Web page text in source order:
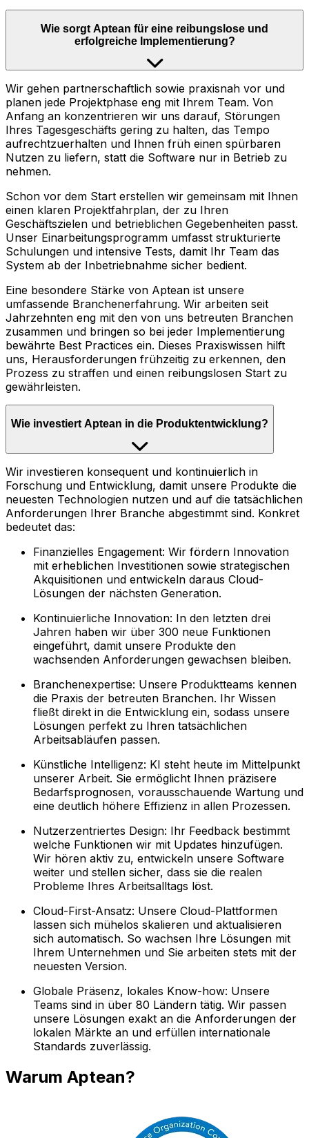
Wie sorgt Aptean für eine reibungslose und
erfolgreiche Implementierung?
Wir gehen partnerschaftlich sowie praxisnah vor und
planen jede Projektphase eng mit Ihrem Team. Von
Anfang an konzentrieren wir uns darauf, Störungen
Ihres Tagesgeschäfts gering zu halten, das Tempo
aufrechtzuerhalten und Ihnen früh einen spürbaren
Nutzen zu liefern, statt die Software nur in Betrieb zu
nehmen.
Schon vor dem Start erstellen wir gemeinsam mit Ihnen
einen klaren Projektfahrplan, der zu Ihren
Geschäftszielen und betrieblichen Gegebenheiten passt.
Unser Einarbeitungsprogramm umfasst strukturierte
Schulungen und intensive Tests, damit Ihr Team das
System ab der Inbetriebnahme sicher bedient.
Eine besondere Stärke von Aptean ist unsere
umfassende Branchenerfahrung. Wir arbeiten seit
Jahrzehnten eng mit den von uns betreuten Branchen
zusammen und bringen so bei jeder Implementierung
bewährte Best Practices ein. Dieses Praxiswissen hilft
uns, Herausforderungen frühzeitig zu erkennen, den
Prozess zu straffen und einen reibungslosen Start zu
gewährleisten.
Wie investiert Aptean in die Produktentwicklung?
Wir investieren konsequent und kontinuierlich in
Forschung und Entwicklung, damit unsere Produkte die
neuesten Technologien nutzen und auf die tatsächlichen
Anforderungen Ihrer Branche abgestimmt sind. Konkret
bedeutet das:
Finanzielles Engagement: Wir fördern Innovation
mit erheblichen Investitionen sowie strategischen
Akquisitionen und entwickeln daraus Cloud-
Lösungen der nächsten Generation.
Kontinuierliche Innovation: In den letzten drei
Jahren haben wir über 300 neue Funktionen
eingeführt, damit unsere Produkte den
wachsenden Anforderungen gewachsen bleiben.
Branchenexpertise: Unsere Produktteams kennen
die Praxis der betreuten Branchen. Ihr Wissen
fließt direkt in die Entwicklung ein, sodass unsere
Lösungen perfekt zu Ihren tatsächlichen
Arbeitsabläufen passen.
Künstliche Intelligenz: KI steht heute im Mittelpunkt
unserer Arbeit. Sie ermöglicht Ihnen präzisere
Bedarfsprognosen, vorausschauende Wartung und
eine deutlich höhere Effizienz in allen Prozessen.
Nutzerzentriertes Design: Ihr Feedback bestimmt
welche Funktionen wir mit Updates hinzufügen.
Wir hören aktiv zu, entwickeln unsere Software
weiter und stellen sicher, dass sie die realen
Probleme Ihres Arbeitsalltags löst.
Cloud-First-Ansatz: Unsere Cloud-Plattformen
lassen sich mühelos skalieren und aktualisieren
sich automatisch. So wachsen Ihre Lösungen mit
Ihrem Unternehmen und Sie arbeiten stets mit der
neuesten Version.
Globale Präsenz, lokales Know-how: Unsere
Teams sind in über 80 Ländern tätig. Wir passen
unsere Lösungen exakt an die Anforderungen der
lokalen Märkte an und erfüllen internationale
Standards zuverlässig.
Warum Aptean?